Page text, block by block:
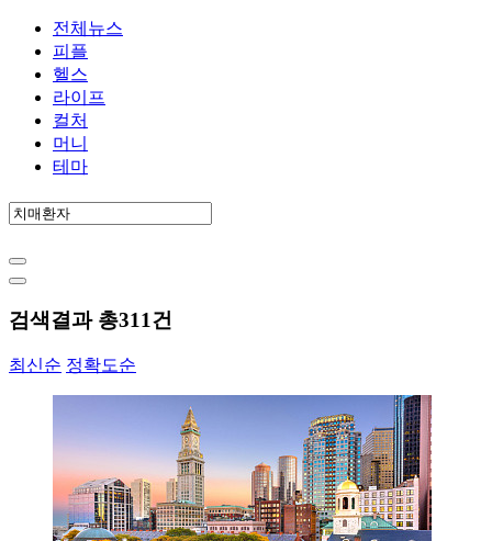
전체뉴스
피플
헬스
라이프
컬처
머니
테마
검색결과 총311건
최신순 정확도순